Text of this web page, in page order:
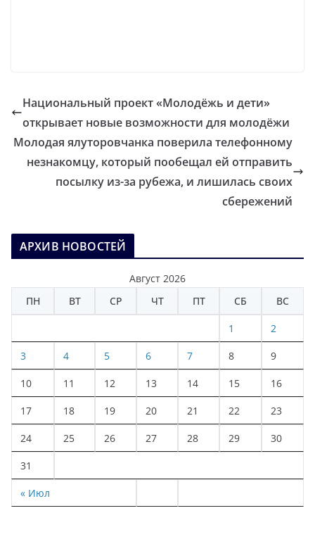
Национальный проект «Молодёжь и дети»
открывает новые возможности для молодёжи
Молодая ялуторовчанка поверила телефонному
незнакомцу, который пообещал ей отправить
посылку из-за рубежа, и лишилась своих
сбережений
АРХИВ НОВОСТЕЙ
Август 2026
ПН
ВТ СР ЧТ ПТ СБ ВС
« Июл
1 2
3 4 5 6 7 8 9
10 11 12 13 14 15 16
17 18 19 20 21 22 23
24 25 26 27 28 29 30
31